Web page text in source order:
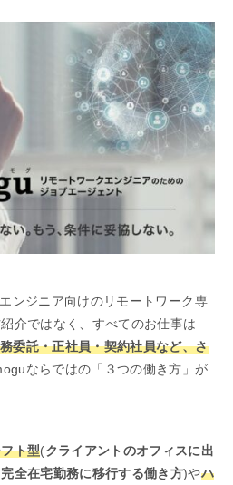
ンジニア向けのリモートワーク専
介ではなく、すべてのお仕事は
委託・正社員・契約社員など、さ
ならではの「３つの働き方」が
ト型(クライアントのオフィスに出
全在宅勤務に移行する働き方)やハ